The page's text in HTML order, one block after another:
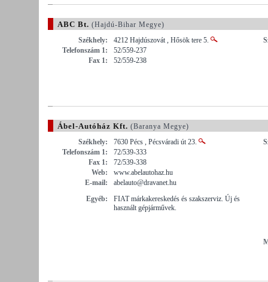
ABC Bt. (Hajdú-Bihar Megye)
Székhely:
4212 Hajdúszovát , Hősök tere 5.
Telefonszám 1:
52/559-237
Fax 1:
52/559-238
Ábel-Autóház Kft. (Baranya Megye)
Székhely:
7630 Pécs , Pécsváradi út 23.
Telefonszám 1:
72/539-333
Fax 1:
72/539-338
Web:
www.abelautohaz.hu
E-mail:
abelauto@dravanet.hu
Egyéb:
FIAT márkakereskedés és szakszerviz. Új és
használt gépjárművek.